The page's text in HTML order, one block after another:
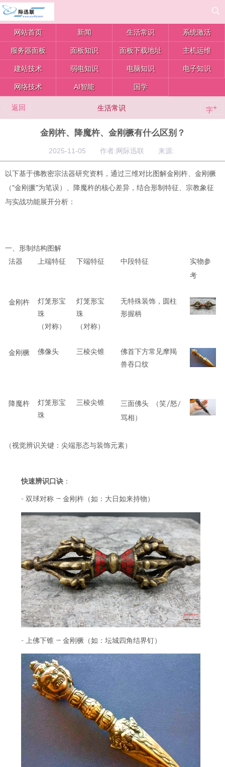
网站首页 新闻 生活常识 系统激活
服务器面板 面板知识 面板下载地址 主机运维
建站技术 弱电知识 电脑知识 电子知识
网络技术 AI智能 国学
返回 生活常识 字+
金刚杵、降魔杵、金刚橛有什么区别？
2025-11-05 作者:网际迅联 来源:
以下基于佛教密宗法器研究资料，通过三维对比图解金刚杵、金刚橛
（“金刚撅”为笔误）、降魔杵的核心差异，结合形制特征、宗教象征
与实战功能展开分析：
一、 形制结构图解
法器
上端特征 下端特征 中段特征
实物参
考
金刚杵
灯笼形宝
珠
（对称）
灯笼形宝
珠
（对称）
无特殊装饰，圆柱
形握柄
金刚橛 佛像头 三棱尖锥
佛首下方常见摩羯
兽吞口纹
降魔杵
灯笼形宝
珠
三棱尖锥 三面佛头 （笑/怒 /
骂相）
（视觉辨识关键：尖端形态与装饰元素）
快速辨识口诀 ：
- 双球对称 → 金刚杵 （如：大日如来持物）
- 上佛下锥 → 金刚橛 （如：坛城四角结界钉）